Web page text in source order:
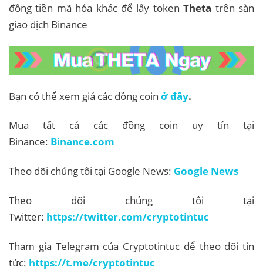
đồng tiền mã hóa khác để lấy tokenTheta trên sàn
giao dịch Binance
Bạn có thể xem giá các đồng coin ở đây.
Mua tất cả các đồng coin uy tín tại
Binance: Binance.com
Theo dõi chúng tôi tại Google News: Google News
Theo dõi chúng tôi tại
Twitter: https://twitter.com/cryptotintuc
Tham gia Telegram của Cryptotintuc để theo dõi tin
tức: https://t.me/cryptotintuc